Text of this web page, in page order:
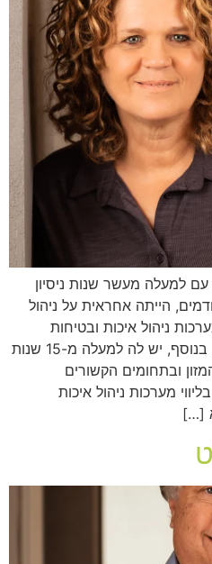
למעלה מעשר שנות ניסיון
הייתה אחראית על ניהול
ניהול איכות ובטיחות
מוצרים לפי תקנים בינלאומיים. בנוסף, יש לה למעלה מ-15 שנות
ובתחומים הקשורים
בליווי מערכות ניהול איכות
[…]